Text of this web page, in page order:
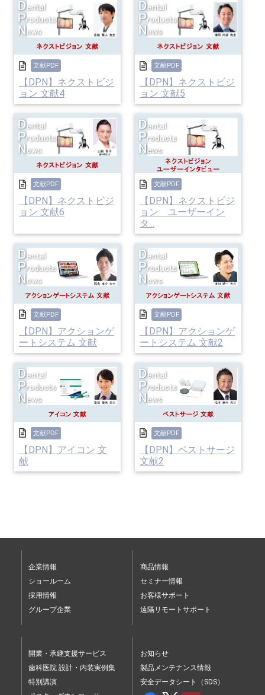
文献PDF
【DPN】ネクストビジ
ョン 文献4
文献PDF
【DPN】ネクストビジ
ョン 文献5
文献PDF
【DPN】ネクストビジ
ョン 文献6
文献PDF
【DPN】ネクストビジ
ョン ユーザーイン
タ...
文献PDF
【DPN】アクションゲ
ートシステム 文献
文献PDF
【DPN】アクションゲ
ートシステム 文献2
文献PDF
【DPN】アイコン 文
献
文献PDF
【DPN】ベストサージ
文献2
企業情報
ショールーム
採用情報
グループ企業
商品情報
セミナー情報
お客様サポート
遠隔リモートサポート
開業・承継支援サービス
歯科医院 設計・内装実例集
特別講演
お知らせ
製品メンテナンス情報
安全データシート（SDS）